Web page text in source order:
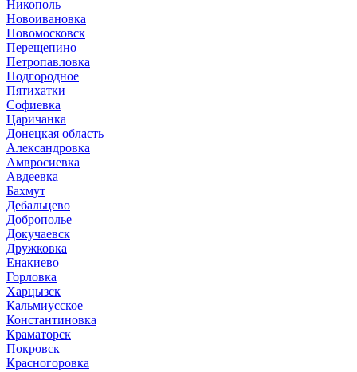
Никополь
Новоивановка
Новомосковск
Перещепино
Петропавловка
Подгородное
Пятихатки
Софиевка
Царичанка
Донецкая область
Александровка
Амвросиевка
Авдеевка
Бахмут
Дебальцево
Доброполье
Докучаевск
Дружковка
Енакиево
Горловка
Харцызск
Кальмиусское
Константиновка
Краматорск
Покровск
Красногоровка